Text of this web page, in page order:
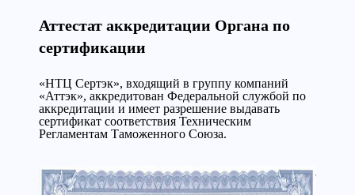
Аттестат аккредитации Органа по
сертификации
«НТЦ Сертэк», входящий в группу компаний
«Аттэк», аккредитован Федеральной службой по
аккредитации и имеет разрешение выдавать
сертификат соответствия Техническим
Регламентам Таможенного Союза.